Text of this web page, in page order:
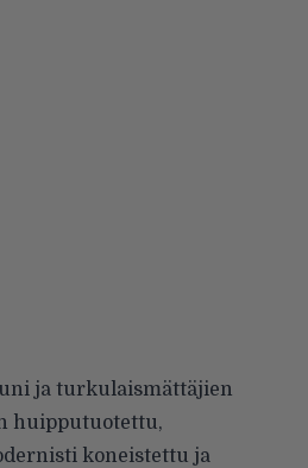
ja turkulaismättäjien
huipputuotettu,
koneistettu ja